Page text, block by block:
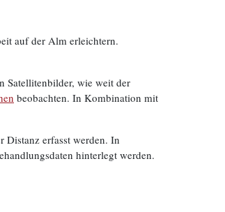
auf der Alm erleichtern.
Satellitenbilder, wie weit der
beobachten. In Kombination mit
Distanz erfasst werden. In
hinterlegt werden.